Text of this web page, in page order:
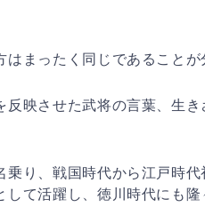
まったく同じであることが
映させた武将の言葉、生
り、戦国時代から江戸時
て活躍し、徳川時代にも隆